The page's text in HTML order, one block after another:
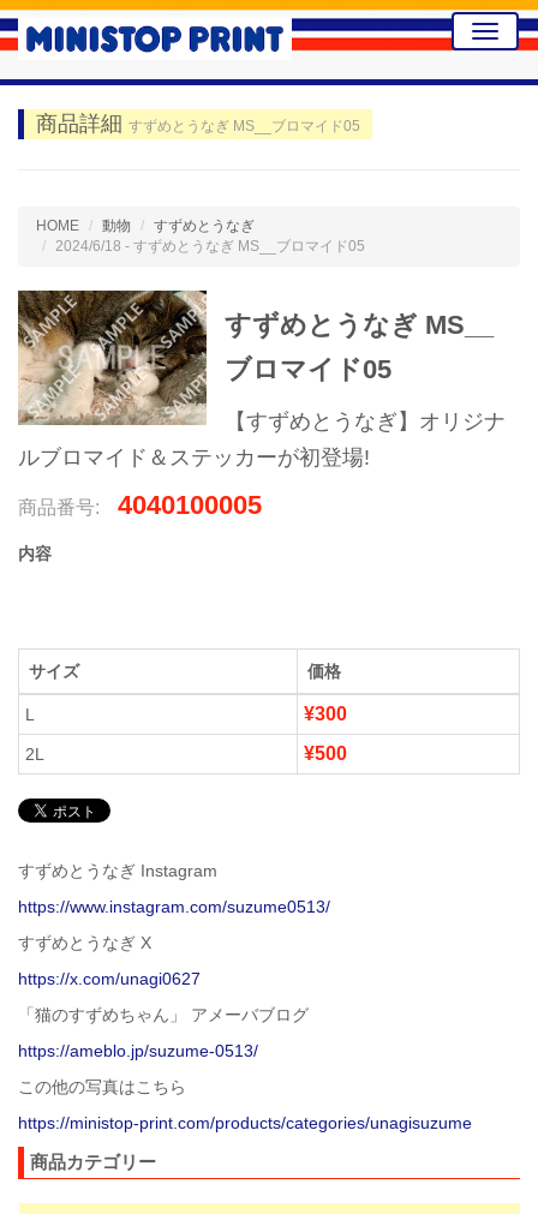
Toggle
商品詳細 すずめとうなぎ MS__ブロマイド05
HOME 動物
すずめとうなぎ
2024/6/18 - すずめとうなぎ MS__ブロマイド05
すずめとうなぎ MS__
ブロマイド05
【すずめとうなぎ】オリジナ
ルブロマイド＆ステッカーが初登場!
商品番号: 4040100005
内容
サイズ 価格
L ¥300
2L ¥500
すずめとうなぎ Instagram
https://www.instagram.com/suzume0513/
すずめとうなぎ X
https://x.com/unagi0627
「猫のすずめちゃん」 アメーバブログ
https://ameblo.jp/suzume-0513/
この他の写真はこちら
https://ministop-print.com/products/categories/unagisuzume
商品カテゴリー